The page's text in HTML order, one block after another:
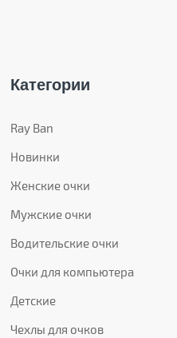
Категории
Ray Ban
Новинки
Женские очки
Мужские очки
Водительские очки
Очки для компьютера
Детские
Чехлы для очков